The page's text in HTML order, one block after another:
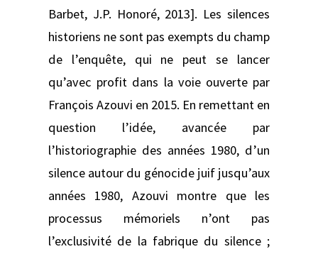
Barbet, J.P. Honoré, 2013]. Les silences
historiens ne sont pas exempts du champ
de l’enquête, qui ne peut se lancer
qu’avec profit dans la voie ouverte par
François Azouvi en 2015. En remettant en
question l’idée, avancée par
l’historiographie des années 1980, d’un
silence autour du génocide juif jusqu’aux
années 1980, Azouvi montre que les
processus mémoriels n’ont pas
l’exclusivité de la fabrique du silence ;